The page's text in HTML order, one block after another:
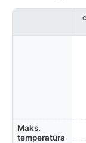
Maks.
temperatūra